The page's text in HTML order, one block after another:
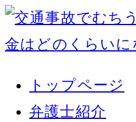
トップページ
弁護士紹介